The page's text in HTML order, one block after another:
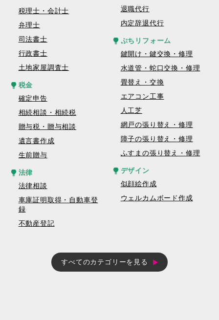
税理士・会計士
弁理士
司法書士
行政書士
土地家屋調査士
税金
確定申告
相続相談・相続税
贈与税・贈与相談
遺言書作成
生前贈与
法律
法律相談
車庫証明取得・自動車登
録
不動産登記
退職代行
内定辞退代行
ぷちリフォーム
鍵開け・鍵交換・修理
水道管・蛇口交換・修理
畳替え・交換
エアコン工事
人工芝
網戸の張り替え・修理
障子の張り替え・修理
ふすまの張り替え・修理
デザイン
似顔絵作成
ウェルカムボード作成
すべてのカテゴリーを見る